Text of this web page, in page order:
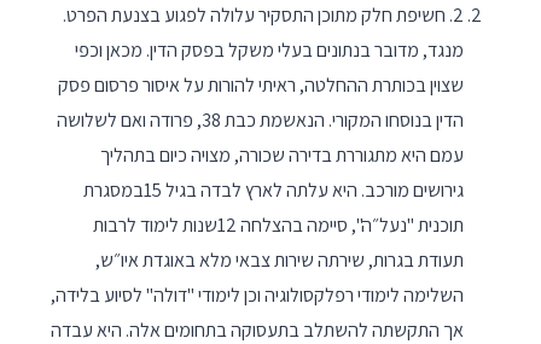
2. חשיפת חלק מתוכן התסקיר עלולה לפגוע בצנעת הפרט.
מנגד, מדובר בנתונים בעלי משקל בפסק הדין. מכאן וכפי
שצוין בכותרת ההחלטה, ראיתי להורות על איסור פרסום פסק
הדין בנוסחו המקורי. הנאשמת כבת 38, פרודה ואם לשלושה
עמם היא מתגוררת בדירה שכורה, מצויה כיום בתהליך
גירושים מורכב. היא עלתה לארץ לבדה בגיל 15במסגרת
תוכנית "נעל״ה", סיימה בהצלחה 12שנות לימוד לרבות
תעודת בגרות, שירתה שירות צבאי מלא באוגדת איו״ש,
השלימה לימודי רפלקסולוגיה וכן לימודי "דולה" לסיוע בלידה,
אך התקשתה להשתלב בתעסוקה בתחומים אלה. היא עבדה